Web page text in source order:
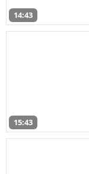
14:43
15:43